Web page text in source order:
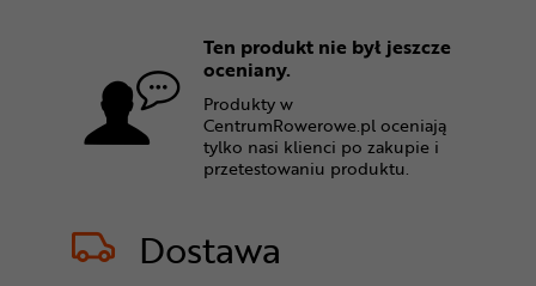
Ten produkt nie był jeszcze
oceniany.
Produkty w
CentrumRowerowe.pl oceniają
tylko nasi klienci po zakupie i
przetestowaniu produktu.
Dostawa